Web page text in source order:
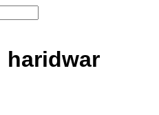
haridwar